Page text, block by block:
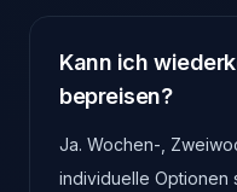
Kann ich
bepreisen?
Ja. Wochen-,
individuelle Optionen